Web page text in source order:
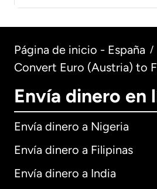
Página de inicio - España /
Convert Euro (Austria) to
Envía dinero en
Envía dinero a Nigeria
Envía dinero a Filipinas
Envía dinero a India